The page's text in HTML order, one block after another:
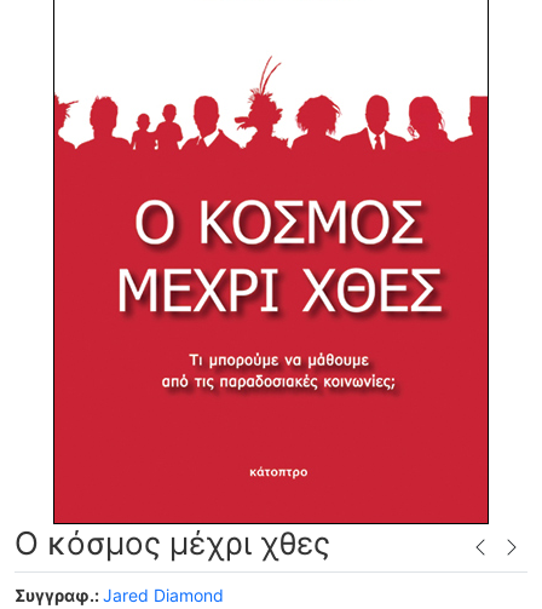
Ο κόσμος μέχρι χθες
Συγγραφ.:Jared Diamond